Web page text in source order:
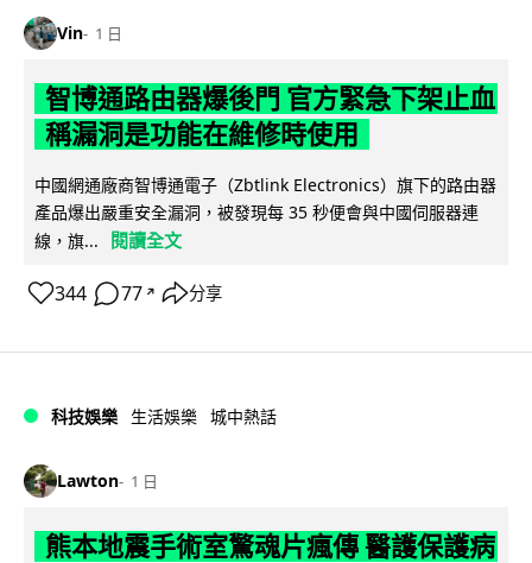
Vin 1 日
智博通路由器爆後門 官方緊急下架止血
稱漏洞是功能在維修時使用
中國網通廠商智博通電子（Zbtlink Electronics）旗下的路由器
產品爆出嚴重安全漏洞，被發現每 35 秒便會與中國伺服器連
線，旗...
閱讀全文
344 77 ↗ 分享
科技娛樂 生活娛樂 城中熱話
Lawton 1 日
熊本地震手術室驚魂片瘋傳 醫護保護病